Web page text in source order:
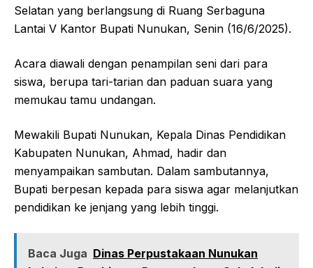
Selatan yang berlangsung di Ruang Serbaguna
Lantai V Kantor Bupati Nunukan, Senin (16/6/2025).
Acara diawali dengan penampilan seni dari para
siswa, berupa tari-tarian dan paduan suara yang
memukau tamu undangan.
Mewakili Bupati Nunukan, Kepala Dinas Pendidikan
Kabupaten Nunukan, Ahmad, hadir dan
menyampaikan sambutan. Dalam sambutannya,
Bupati berpesan kepada para siswa agar melanjutkan
pendidikan ke jenjang yang lebih tinggi.
Baca Juga Dinas Perpustakaan Nunukan